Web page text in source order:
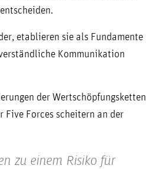
etablieren sie als Fundamente
Kommunikation
der Wertschöpfungsketten
Five Forces scheitern an der
zu einem Risiko für